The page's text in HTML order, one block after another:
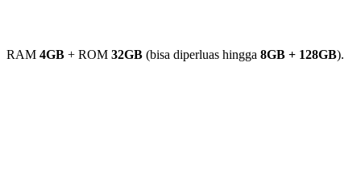
RAM 4GB + ROM 32GB (bisa diperluas hingga 8GB + 128GB).